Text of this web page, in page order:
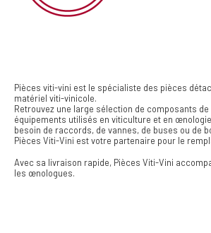
Pièces viti-vini est le spécialiste des pièces
matériel viti-vinicole.
Retrouvez une large sélection de composants
équipements utilisés en viticulture et en
besoin de raccords, de vannes, de buses ou de
Pièces Viti-Vini est votre partenaire pour le
Avec sa livraison rapide, Pièces Viti-Vini
les œnologues.